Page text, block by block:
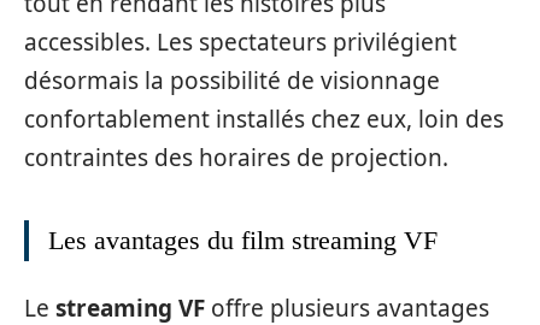
accessibles. Les spectateurs privilégient
désormais la possibilité de visionnage
confortablement installés chez eux, loin des
contraintes des horaires de projection.
Les avantages du film streaming VF
Le streaming VF offre plusieurs avantages